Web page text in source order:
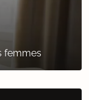
femmes